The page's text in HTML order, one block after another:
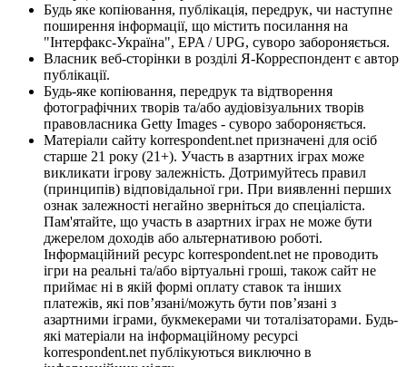
Будь яке копіювання, публікація, передрук, чи наступне
поширення інформації, що містить посилання на
"Інтерфакс-Україна", EPA / UPG, суворо забороняється.
Власник веб-сторінки в розділі Я-Корреспондент є автор
публікації.
Будь-яке копіювання, передрук та відтворення
фотографічних творів та/або аудіовізуальних творів
правовласника Getty Images - суворо забороняється.
Матеріали сайту korrespondent.net призначені для осіб
старше 21 року (21+). Участь в азартних іграх може
викликати ігрову залежність. Дотримуйтесь правил
(принципів) відповідальної гри. При виявленні перших
ознак залежності негайно зверніться до спеціаліста.
Пам'ятайте, що участь в азартних іграх не може бути
джерелом доходів або альтернативою роботі.
Інформаційний ресурс korrespondent.net не проводить
ігри на реальні та/або віртуальні гроші, також сайт не
приймає ні в якій формі оплату ставок та інших
платежів, які пов’язані/можуть бути пов’язані з
азартними іграми, букмекерами чи тоталізаторами. Будь-
які матеріали на інформаційному ресурсі
korrespondent.net публікуються виключно в